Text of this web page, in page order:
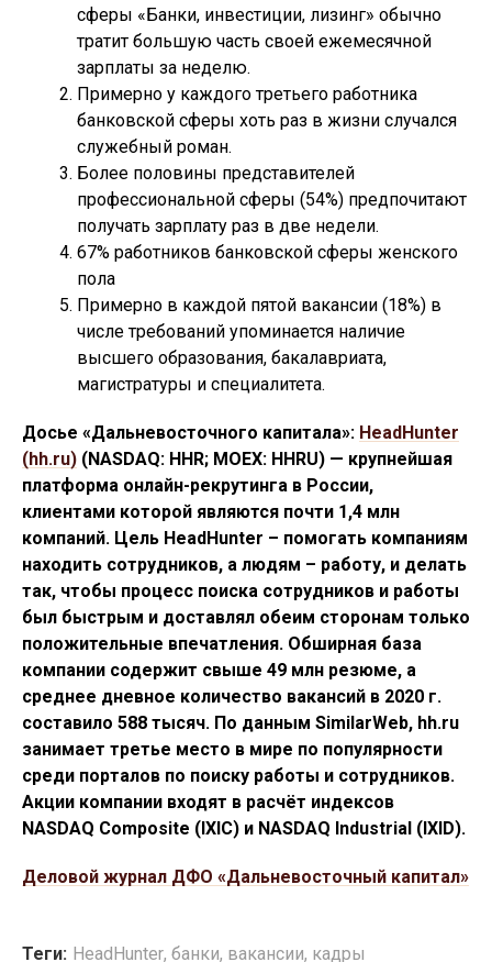
сферы «Банки, инвестиции, лизинг» обычно
тратит большую часть своей ежемесячной
зарплаты за неделю.
Примерно у каждого третьего работника
банковской сферы хоть раз в жизни случался
служебный роман.
Более половины представителей
профессиональной сферы (54%) предпочитают
получать зарплату раз в две недели.
67% работников банковской сферы женского
пола
Примерно в каждой пятой вакансии (18%) в
числе требований упоминается наличие
высшего образования, бакалавриата,
магистратуры и специалитета.
Досье «Дальневосточного капитала»: HeadHunter
(hh.ru) (NASDAQ: HHR; MOEX: HHRU) — крупнейшая
платформа онлайн-рекрутинга в России,
клиентами которой являются почти 1,4 млн
компаний. Цель HeadHunter – помогать компаниям
находить сотрудников, а людям – работу, и делать
так, чтобы процесс поиска сотрудников и работы
был быстрым и доставлял обеим сторонам только
положительные впечатления. Обширная база
компании содержит свыше 49 млн резюме, а
среднее дневное количество вакансий в 2020 г.
составило 588 тысяч. По данным SimilarWeb, hh.ru
занимает третье место в мире по популярности
среди порталов по поиску работы и сотрудников.
Акции компании входят в расчёт индексов
NASDAQ Composite (IXIC) и NASDAQ Industrial (IXID).
Деловой журнал ДФО «Дальневосточный капитал»
Теги: HeadHunter, банки, вакансии, кадры